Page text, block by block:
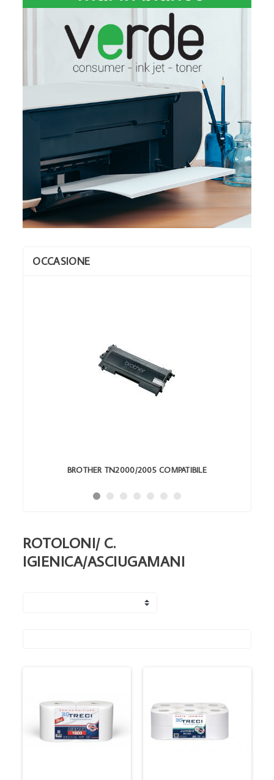
OCCASIONE
BROTHER TN2000/2005 COMPATIBILE
ROTOLONI/ C.
IGIENICA/ASCIUGAMANI